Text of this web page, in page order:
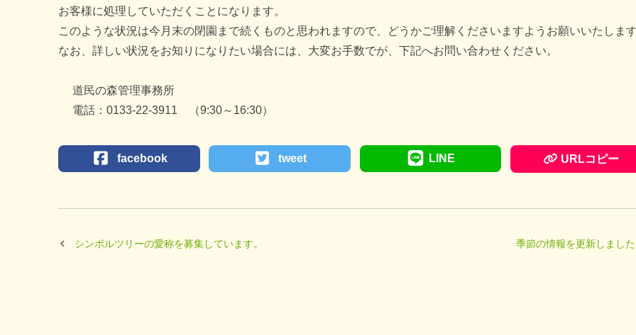
お客様に処理していただくことになります。
このような状況は今月末の閉園まで続くものと思われますので、どうかご理解くださいますようお願いいたしま
なお、詳しい状況をお知りになりたい場合には、大変お手数でが、下記へお問い合わせください。
道民の森管理事務所
電話：0133-22-3911 （9:30～16:30）
facebook tweet LINE URLコピー
シンボルツリーの愛称を募集しています。 季節の情報を更新しまし